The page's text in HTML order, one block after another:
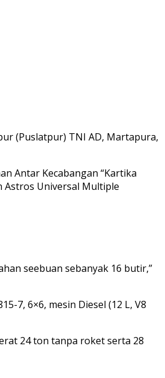
(Puslatpur) TNI AD, Martapura,
Antar Kecabangan “Kartika
Astros Universal Multiple
seebuan sebanyak 16 butir,”
7, 6×6, mesin Diesel (12 L, V8
24 ton tanpa roket serta 28